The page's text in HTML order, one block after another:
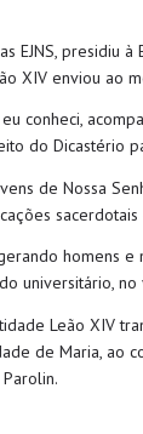
presidiu
XIV enviou ao
conheci,
do Dicastério
de Nossa
sacerdotais
homens
universitário,
Leão XIV
de Maria, ao